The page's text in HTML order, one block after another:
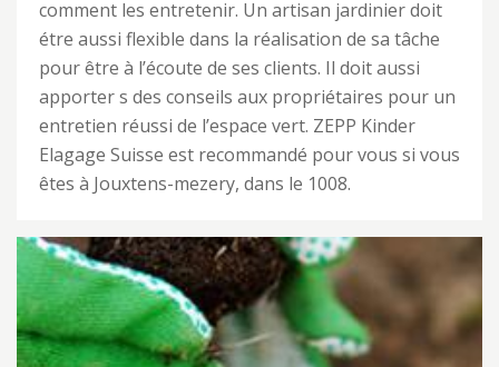
comment les entretenir. Un artisan jardinier doit
étre aussi flexible dans la réalisation de sa tâche
pour être à l’écoute de ses clients. Il doit aussi
apporter s des conseils aux propriétaires pour un
entretien réussi de l’espace vert. ZEPP Kinder
Elagage Suisse est recommandé pour vous si vous
êtes à Jouxtens-mezery, dans le 1008.